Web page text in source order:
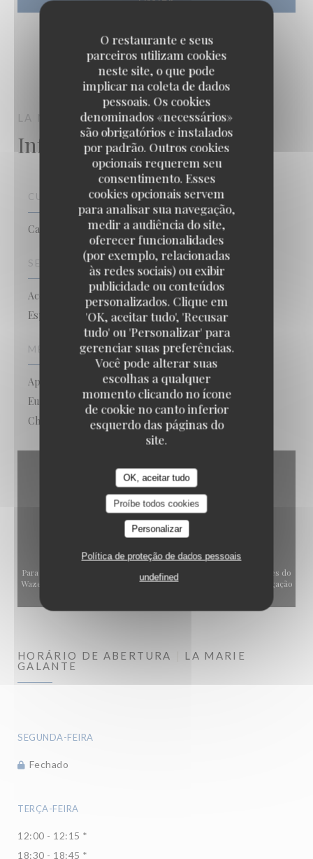
O restaurante e seus
parceiros utilizam cookies
neste site, o que pode
implicar na coleta de dados
pessoais. Os cookies
denominados «necessários»
são obrigatórios e instalados
por padrão. Outros cookies
opcionais requerem seu
consentimento. Esses
cookies opcionais servem
para analisar sua navegação,
medir a audiência do site,
oferecer funcionalidades
(por exemplo, relacionadas
às redes sociais) ou exibir
publicidade ou conteúdos
personalizados. Clique em
'OK, aceitar tudo', 'Recusar
tudo' ou 'Personalizar' para
gerenciar suas preferências.
Você pode alterar suas
escolhas a qualquer
momento clicando no ícone
de cookie no canto inferior
esquerdo das páginas do
site.
OK, aceitar tudo
Proíbe todos cookies
Personalizar
Política de proteção de dados pessoais
undefined
LA MARIE GALANTEAUDRESSELLES
Informações gerais
CULINÁRIA
Caseiro, produtos frescos
SERVIÇOS
Acesso para pessoas com mobilidade reduzida,
Esplanada
MÉTODOS DE PAGAMENTO
Apple Pay, Pagamento sem contato,
Eurocard/Mastercard, Dinheiro, Cheques de férias,
Cheques, American Express, Cartão Azul
Para exibir o mapa interativo do Waze, você deve aceitar os cookies do
Waze Map (Google). Esses cookies podem coletar dados de navegação
HORÁRIO DE ABERTURA
LA MARIE
GALANTE
SEGUNDA-FEIRA
Fechado
TERÇA-FEIRA
12:00 - 12:15 *
18:30 - 18:45 *